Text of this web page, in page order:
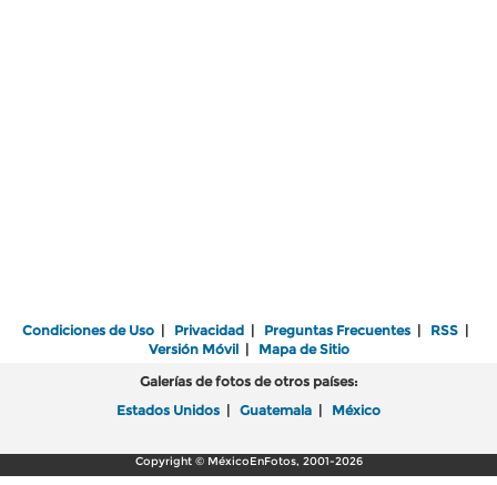
Condiciones de Uso | Privacidad | Preguntas Frecuentes | RSS |
Versión Móvil| Mapa de Sitio
Galerías de fotos de otros países:
Estados Unidos | Guatemala | México
Copyright © MéxicoEnFotos, 2001-2026